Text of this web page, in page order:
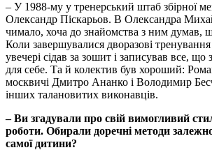
– У 1988-му у тренерський штаб збірної
Олександр Піскарьов. В Олександра
чимало, хоча до знайомства з ним думав,
Коли завершувалися дворазові тренування
увечері сідав за зошит і записував все,
для себе. Та й колектив був хороший:
москвичі Дмитро Ананко і Володимир
інших талановитих виконавців.
– Ви згадували про свій вимогливий
роботи. Обирали доречні методи
самої дитини?